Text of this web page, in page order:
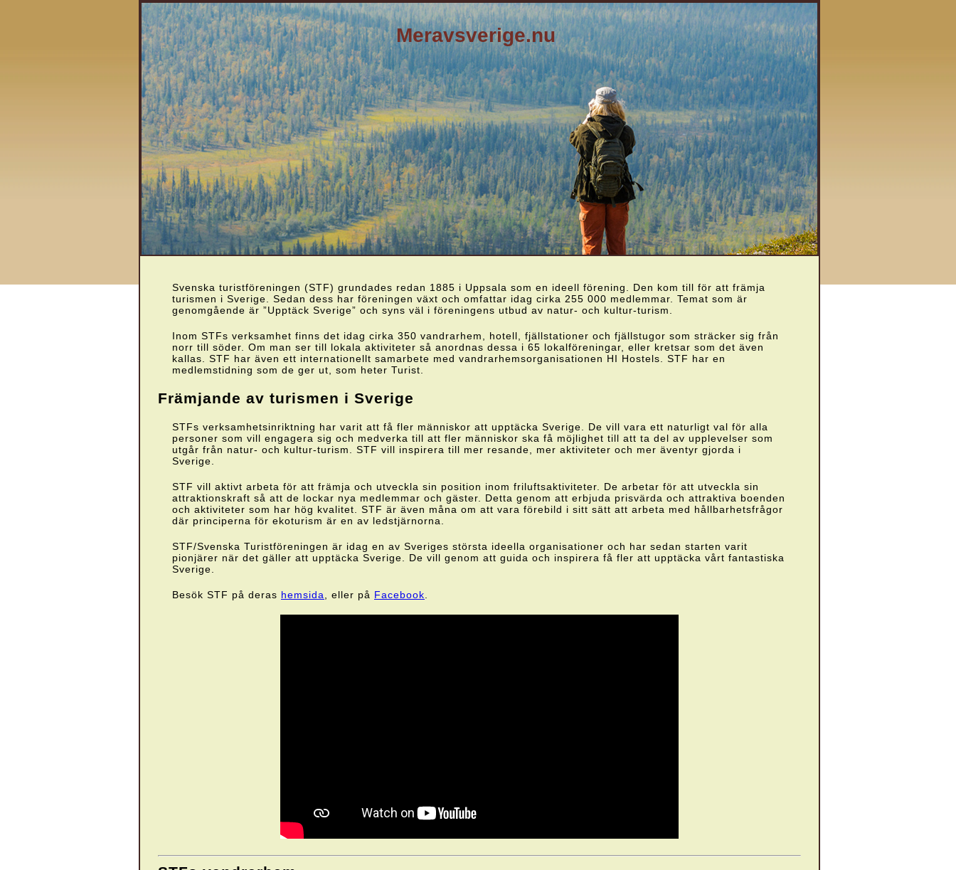
Meravsverige.nu
Svenska turistföreningen (STF) grundades redan 1885 i Uppsala som en ideell förening. Den kom till för att främja
turismen i Sverige. Sedan dess har föreningen växt och omfattar idag cirka 255 000 medlemmar. Temat som är
genomgående är ”Upptäck Sverige” och syns väl i föreningens utbud av natur- och kultur-turism.
Inom STFs verksamhet finns det idag cirka 350 vandrarhem, hotell, fjällstationer och fjällstugor som sträcker sig från
norr till söder. Om man ser till lokala aktiviteter så anordnas dessa i 65 lokalföreningar, eller kretsar som det även
kallas. STF har även ett internationellt samarbete med vandrarhemsorganisationen HI Hostels. STF har en
medlemstidning som de ger ut, som heter Turist.
Främjande av turismen i Sverige
STFs verksamhetsinriktning har varit att få fler människor att upptäcka Sverige. De vill vara ett naturligt val för alla
personer som vill engagera sig och medverka till att fler människor ska få möjlighet till att ta del av upplevelser som
utgår från natur- och kultur-turism. STF vill inspirera till mer resande, mer aktiviteter och mer äventyr gjorda i
Sverige.
STF vill aktivt arbeta för att främja och utveckla sin position inom friluftsaktiviteter. De arbetar för att utveckla sin
attraktionskraft så att de lockar nya medlemmar och gäster. Detta genom att erbjuda prisvärda och attraktiva boenden
och aktiviteter som har hög kvalitet. STF är även måna om att vara förebild i sitt sätt att arbeta med hållbarhetsfrågor
där principerna för ekoturism är en av ledstjärnorna.
STF/Svenska Turistföreningen är idag en av Sveriges största ideella organisationer och har sedan starten varit
pionjärer när det gäller att upptäcka Sverige. De vill genom att guida och inspirera få fler att upptäcka vårt fantastiska
Sverige.
Besök STF på deras hemsida , eller på Facebook